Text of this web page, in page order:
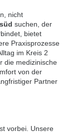
nicht
suchen, der
bietet
Praxisprozesse
im Kreis 2
die medizinische
von der
Partner
vorbei. Unsere